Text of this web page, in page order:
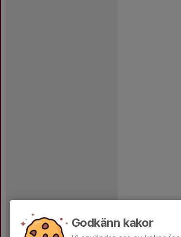
Godkänn kakor